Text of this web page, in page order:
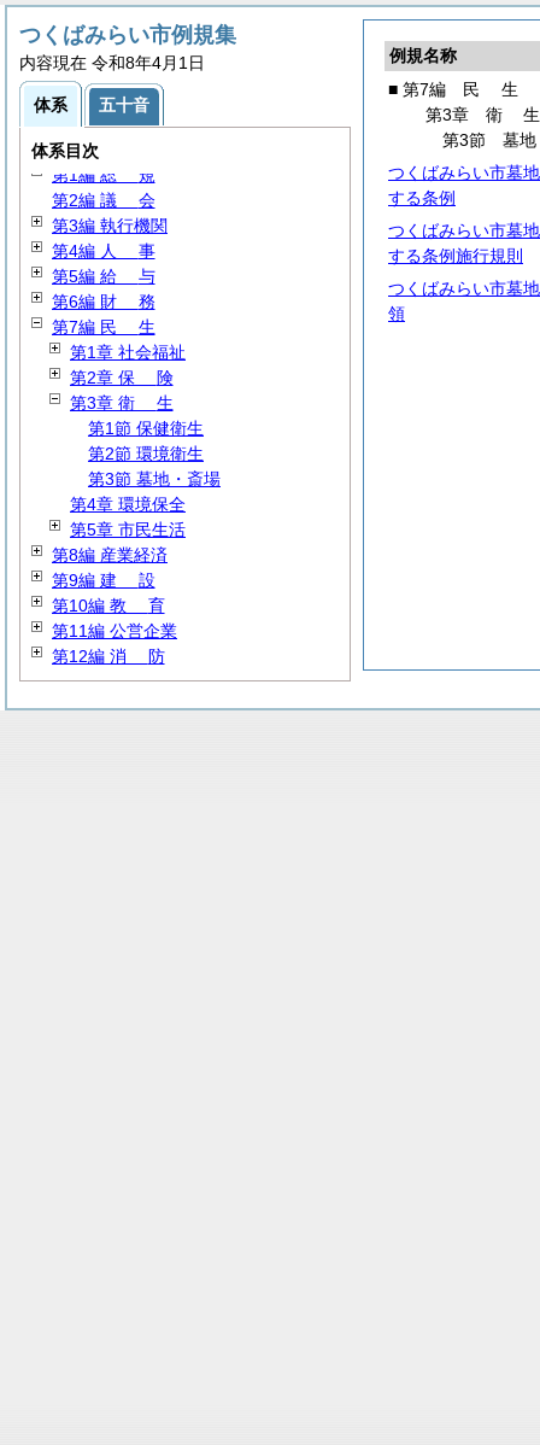
例規名称
■ 第7編
民 生
第3章 衛生
第3節 墓地
つくばみらい市墓
する条例
つくばみらい市墓
する条例施行規則
つくばみらい市墓
領
つくばみらい市例規集
内容現在 令和8年4月1日
体系 五十音
体系目次
第1編 総 規
第2編 議 会
第3編 執行機関
第4編 人 事
第5編 給 与
第6編 財 務
第7編 民 生
第1章 社会福祉
第2章 保
険
第3章 衛 生
第1節 保健衛生
第2節 環境衛生
第3節 墓地・斎場
第4章 環境保全
第5章 市民生活
第8編 産業経済
第9編 建 設
第10編 教 育
第11編 公営企業
第12編 消 防